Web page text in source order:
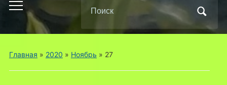
Переключить
мобильное
меню
по:
Главная » 2020 » Ноябрь » 27